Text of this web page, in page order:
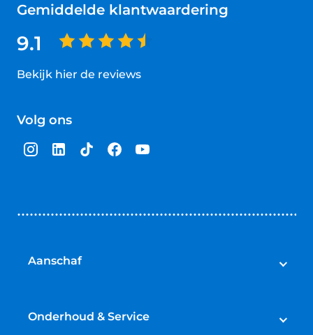
Gemiddelde klantwaardering
9.1
Bekijk hier de reviews
van
sterren
Volg ons
Aanschaf
Bedrijfswagens
Onderhoud & Service